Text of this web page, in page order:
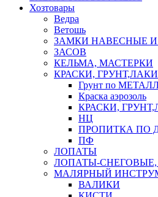
Хозтовары
Ведра
Ветошь
ЗАМКИ НАВЕСНЫЕ И
ЗАСОВ
КЕЛЬМА, МАСТЕРКИ
КРАСКИ, ГРУНТ,ЛАКИ
Грунт по
Краска аэрозоль
КРАСКИ,
НЦ
ПРОПИТКА ПО
ПФ
ЛОПАТЫ
ЛОПАТЫ-СНЕГОВЫЕ,
МАЛЯРНЫЙ
ВАЛИКИ